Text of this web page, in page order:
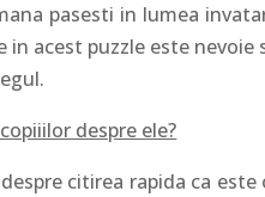
pasesti in lumea
in acest puzzle este
despre ele?
citirea rapida ca